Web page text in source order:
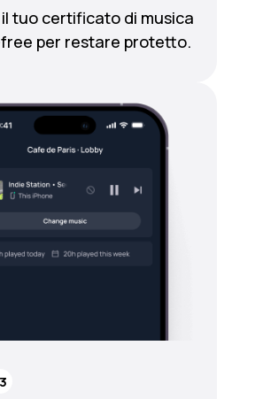
tuo certificato di musica
per restare protetto.